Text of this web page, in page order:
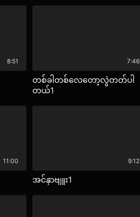
8:51 7:46
တစ်ခါတစ်လေတော့လွဲတတ်ပါ
တယ်1
11:00 9:12
အင်နှာဗျူး1